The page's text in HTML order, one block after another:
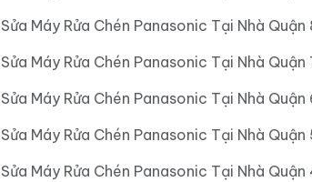
Sửa Máy Rửa Chén Panasonic Tại Nhà Quận
Sửa Máy Rửa Chén Panasonic Tại Nhà Quận
Sửa Máy Rửa Chén Panasonic Tại Nhà Quận
Sửa Máy Rửa Chén Panasonic Tại Nhà Quận
Sửa Máy Rửa Chén Panasonic Tại Nhà Quận